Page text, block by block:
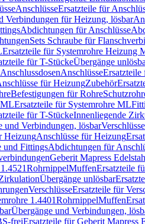
AnschlüsseErsatzteile für
Verbindungen für Heizung, lösbar
Abdichtungen für Anschlüsse
Sets Schraube für
Ersatzteile für Systemrohre Heizung
für T-StückeÜbergänge
AnschlüsseErsatzteile
für HeizungZubehör
Befestigungen für Rohre
MLErsatzteile für Systemrohre ML
für T-StückeInnenliegende
und Verbindungen, lösbarVerschlüsse
HeizungAnschlüsse für Heizung
und FittingsAbdichtungen für
Geberit Mapress
RohrnippelMuffenErsatzteile
Übergänge unlösbar
VerschlüsseErsatzteile für
1.4401RohrnippelMuffen
Übergänge und Verbindungen,
freiErsatzteile für Geberit Mapress